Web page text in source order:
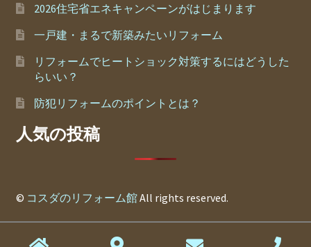
2026住宅省エネキャンペーンがはじまります
一戸建・まるで新築みたいリフォーム
リフォームでヒートショック対策するにはどうした
らいい？
防犯リフォームのポイントとは？
人気の投稿
© コスダのリフォーム館All rights reserved.